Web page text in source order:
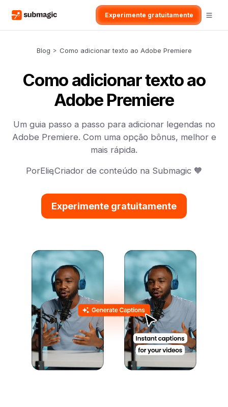
Experimente gratuitamente
Blog > Como adicionar texto ao Adobe Premiere
Como adicionar texto ao
Adobe Premiere
Um guia passo a passo para adicionar legendas no
Adobe Premiere. Com uma opção bônus, melhor e
mais rápida.
PorElie,Criador de conteúdo na Submagic 🧡
Experimente gratuitamente